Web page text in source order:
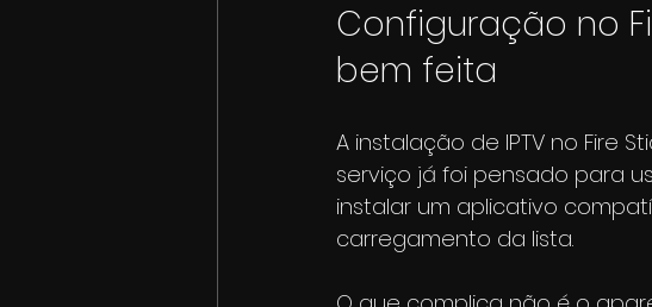
Configuração no
bem feita
A instalação de IPTV no Fire
serviço já foi pensado para
instalar um aplicativo
carregamento da lista.